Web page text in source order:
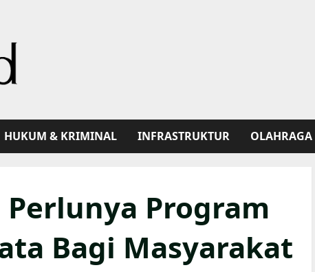
HUKUM & KRIMINAL INFRASTRUKTUR OLAHRAGA
Perlunya Program
Bagi Masyarakat